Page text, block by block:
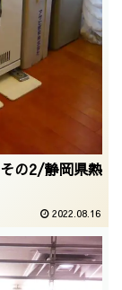
の2/静岡県熱
2022.08.16